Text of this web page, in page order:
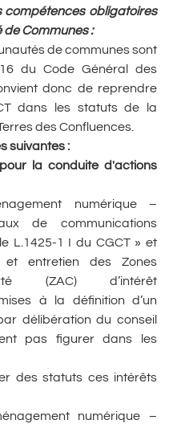
compétences obligatoires
de Communes:
de communes sont
du Code Général des
donc de reprendre
dans les statuts de la
des Confluences.
suivantes :
la conduite d'actions
numérique –
de communications
L.1425-1 I du CGCT » et
et entretien des Zones
(ZAC) d’intérêt
à la définition d’un
délibération du conseil
pas figurer dans les
des statuts ces intérêts
numérique –